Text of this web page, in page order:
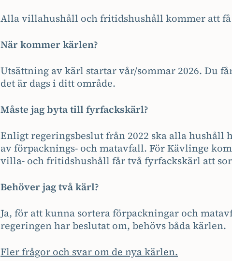
Alla villahushåll och fritidshushåll kommer att få
När kommer kärlen?
Utsättning av kärl startar vår/sommar 2026. Du
det är dags i ditt område.
Måste jag byta till fyrfackskärl?
Enligt regeringsbeslut från 2022 ska alla hushåll
av förpacknings- och matavfall. För Kävlinge
villa- och fritidshushåll får två fyrfackskärl att
Behöver jag två kärl?
Ja, för att kunna sortera förpackningar och
regeringen har beslutat om, behövs båda kärlen.
Fler frågor och svar om de nya kärlen.